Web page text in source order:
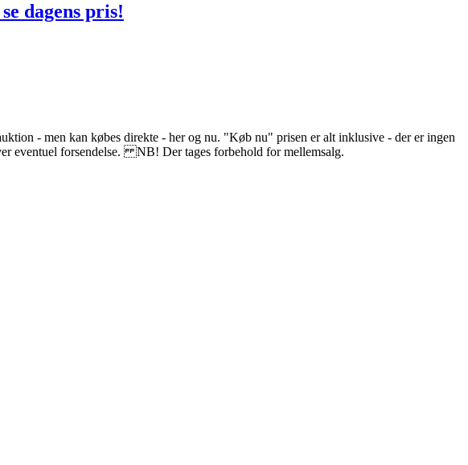
dagens pris!
- men kan købes direkte - her og nu. "Køb nu" prisen er alt inklusive - der er ingen
eventuel forsendelse. NB! Der tages forbehold for mellemsalg.